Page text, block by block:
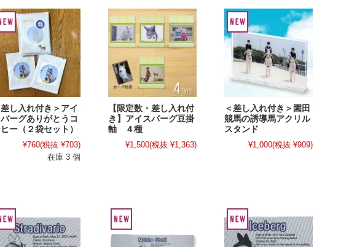
差し入れ付き＞アイ
ーグありがとうコ
ー（２袋セット）
¥760(税抜 ¥703)
在庫 3 個
【限定数・差し入れ付
き】アイスバーグ豆掛
軸 ４種
¥1,500(税抜 ¥1,363)
＜差し入れ付き＞園田
競馬の誘導馬アクリル
スタンド
¥1,000(税抜 ¥909)